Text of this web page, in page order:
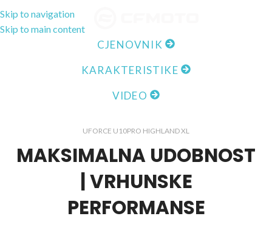
Skip to navigation
Skip to main content
MENI
CJENOVNIK
KARAKTERISTIKE
VIDEO
UFORCE U10PRO HIGHLAND XL
MAKSIMALNA UDOBNOST
| VRHUNSKE
PERFORMANSE